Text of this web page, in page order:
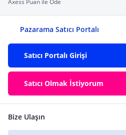
Axess Puan ile Öde
Pazarama Satıcı Portalı
Satıcı Portalı Girişi
Satıcı Olmak İstiyorum
Bize Ulaşın